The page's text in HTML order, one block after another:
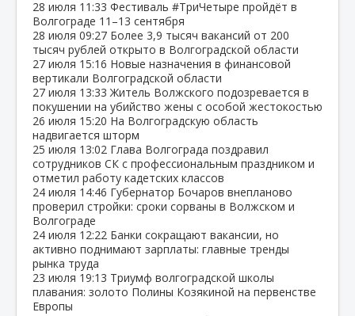
28 июля 11:33 Фестиваль #ТриЧетыре пройдёт в
Волгограде 11–13 сентября
28 июля 09:27 Более 3,9 тысяч вакансий от 200
тысяч рублей открыто в Волгоградской области
27 июля 15:16 Новые назначения в финансовой
вертикали Волгоградской области
27 июля 13:33 Житель Волжского подозревается в
покушении на убийство жены с особой жестокостью
26 июля 15:20 На Волгоградскую область
надвигается шторм
25 июля 13:02 Глава Волгограда поздравил
сотрудников СК с профессиональным праздником и
отметил работу кадетских классов
24 июля 14:46 Губернатор Бочаров внепланово
проверил стройки: сроки сорваны в Волжском и
Волгограде
24 июля 12:22 Банки сокращают вакансии, но
активно поднимают зарплаты: главные тренды
рынка труда
23 июля 19:13 Триумф волгоградской школы
плавания: золото Полины Козякиной на первенстве
Европы